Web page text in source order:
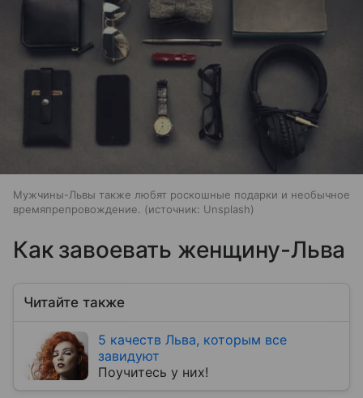
Мужчины-Львы также любят роскошные подарки и необычное
времяпрепровождение.
источник: Unsplash
Как завоевать женщину-Льва
Читайте также
5 качеств Льва, которым все
завидуют
Поучитесь у них!